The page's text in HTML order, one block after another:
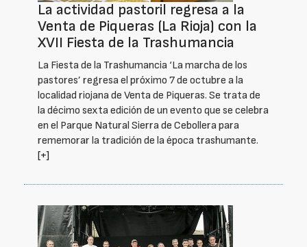
La actividad pastoril regresa a la
Venta de Piqueras (La Rioja) con la
XVII Fiesta de la Trashumancia
La Fiesta de la Trashumancia ‘La marcha de los
pastores’ regresa el próximo 7 de octubre a la
localidad riojana de Venta de Piqueras. Se trata de
la décimo sexta edición de un evento que se celebra
en el Parque Natural Sierra de Cebollera para
rememorar la tradición de la época trashumante.
[+]